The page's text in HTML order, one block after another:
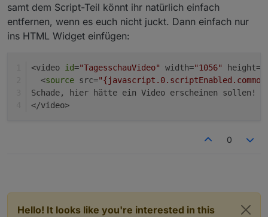
samt dem Script-Teil könnt ihr natürlich einfach
entfernen, wenn es euch nicht juckt. Dann einfach nur
ins HTML Widget einfügen:
<video id="TagesschauVideo" width="1056" height=
  <
source src=
Schade, hier hätte ein Video erscheinen sollen!
</video>
0
Hello! It looks like you're interested in this